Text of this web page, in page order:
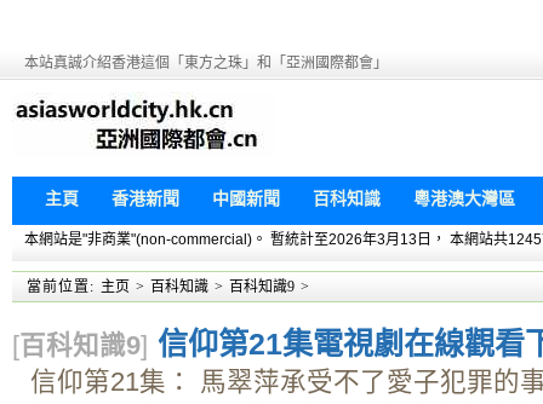
本站真誠介紹香港這個「東方之珠」和「亞洲國際都會」
主頁 香港新聞 中國新聞 百科知識 粵港澳大灣區
本網站是"非商業"(non-commercial)。 暫統計至2026年3月13日， 本網站共
當前位置: 主页 > 百科知識 > 百科知識9 >
[百科知識9] 信仰第21集電視劇在線觀看
信仰第21集： 馬翠萍承受不了愛子犯罪的